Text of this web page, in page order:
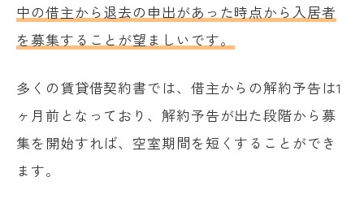
中の借主から退去の申出があった時点から入居者
を募集することが望ましいです。
多くの賃貸借契約書では、借主からの解約予告は1
ヶ月前となっており、解約予告が出た段階から募
集を開始すれば、空室期間を短くすることができ
ます。